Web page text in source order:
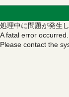
処理中に問題が発生
A fatal error occurred.
Please contact the